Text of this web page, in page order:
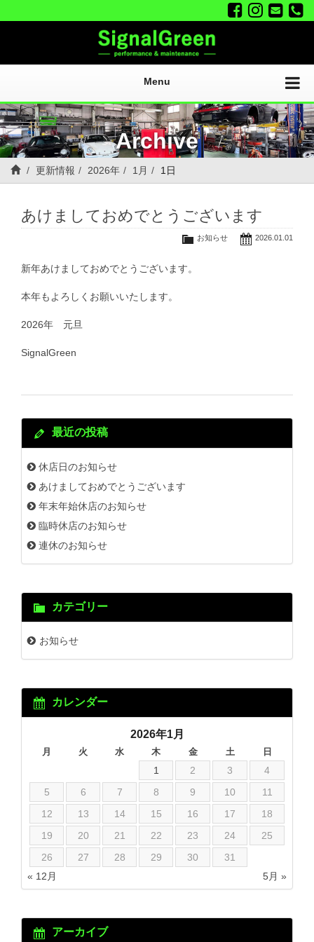
Menu
Archive
更新情報 2026年 1月 1日
あけましておめでとうございます
2026.01.01
お知らせ
新年あけましておめでとうございます。
本年もよろしくお願いいたします。
2026年 元旦
SignalGreen
最近の投稿
休店日のお知らせ
あけましておめでとうございます
年末年始休店のお知らせ
臨時休店のお知らせ
連休のお知らせ
カテゴリー
お知らせ
カレンダー
2026年1月
月 火 水 木 金 土 日
1 2 3
4
5
6 7 8 9 10
11
12
13 14 15 16 17
18
19
20 21 22 23 24
25
26
27 28 29 30
31
« 12月
5月 »
アーカイブ